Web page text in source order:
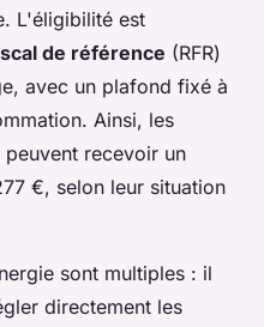
L'éligibilité est
de référence (RFR)
avec un plafond fixé à
Ainsi, les
peuvent recevoir un
€, selon leur situation
sont multiples : il
directement les